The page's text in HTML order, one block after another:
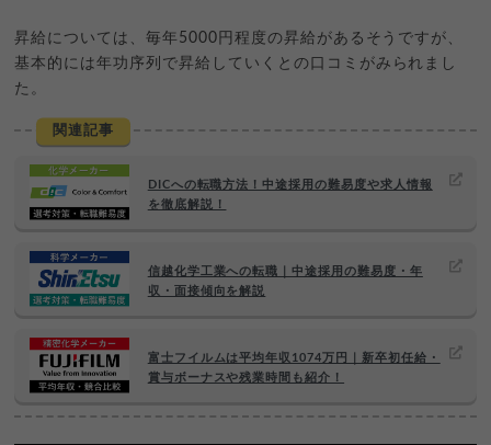
昇給については、毎年5000円程度の昇給があるそうですが、
基本的には年功序列で昇給していくとの口コミがみられまし
た。
関連記事
DICへの転職方法！中途採用の難易度や求人情報
を徹底解説！
信越化学工業への転職｜中途採用の難易度・年
収・面接傾向を解説
富士フイルムは平均年収1074万円｜新卒初任給・
賞与ボーナスや残業時間も紹介！